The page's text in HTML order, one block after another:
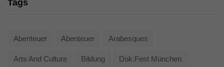
Tags
Abenteuer Abenteuer Arabesques
Arts And Culture Bildung Dok.fest München